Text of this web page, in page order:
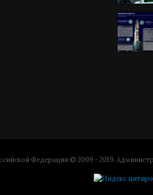
Федерации © 2009 - 2019.